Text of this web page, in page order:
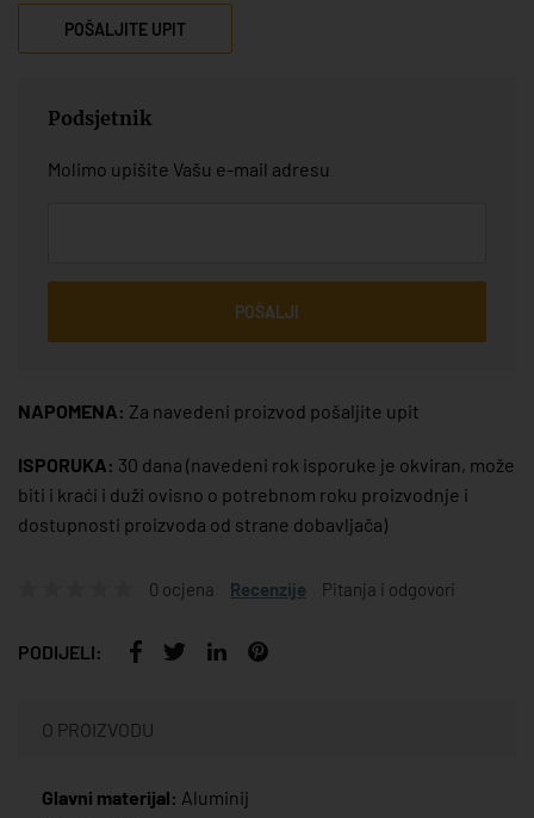
POŠALJITE UPIT
Podsjetnik
Molimo upišite Vašu e-mail adresu
POŠALJI
NAPOMENA: Za navedeni proizvod pošaljite upit
ISPORUKA: 30 dana (navedeni rok isporuke je okviran, može
biti i kraći i duži ovisno o potrebnom roku proizvodnje i
dostupnosti proizvoda od strane dobavljača)
0 ocjena Recenzije Pitanja i odgovori
PODIJELI:
O PROIZVODU
Glavni materijal: Aluminij